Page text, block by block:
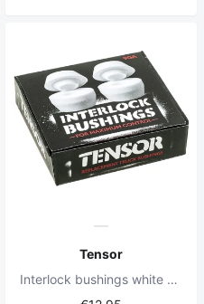
Tensor
Interlock bushings white 90A